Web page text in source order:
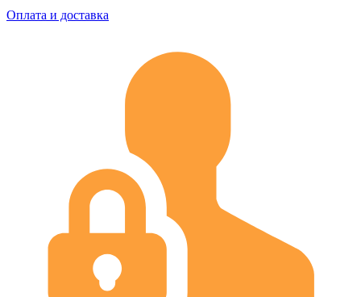
Оплата и доставка